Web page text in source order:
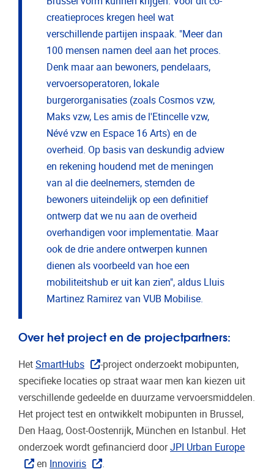
creatieproces kregen heel wat
verschillende partijen inspaak. "Meer dan
100 mensen namen deel aan het proces.
Denk maar aan bewoners, pendelaars,
vervoersoperatoren, lokale
burgerorganisaties (zoals Cosmos vzw,
Maks vzw, Les amis de l'Etincelle vzw,
Névé vzw en Espace 16 Arts) en de
overheid. Op basis van deskundig adview
en rekening houdend met de meningen
van al die deelnemers, stemden de
bewoners uiteindelijk op een definitief
ontwerp dat we nu aan de overheid
overhandigen voor implementatie. Maar
ook de drie andere ontwerpen kunnen
dienen als voorbeeld van hoe een
mobiliteitshub er uit kan zien", aldus Lluis
Martinez Ramirez van VUB Mobilise.
Over het project en de projectpartners:
Het SmartHubs
-project onderzoekt mobipunten,
specifieke locaties op straat waar men kan kiezen uit
verschillende gedeelde en duurzame vervoersmiddelen.
Het project test en ontwikkelt mobipunten in Brussel,
Den Haag, Oost-Oostenrijk, München en Istanbul. Het
onderzoek wordt gefinancierd doorJPI Urban Europe
en Innoviris .